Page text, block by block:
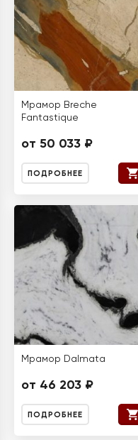
Мрамор Breche
Fantastique
от 50 033 ₽
ПОДРОБНЕЕ
Мрамор Dalmata
от 46 203 ₽
ПОДРОБНЕЕ